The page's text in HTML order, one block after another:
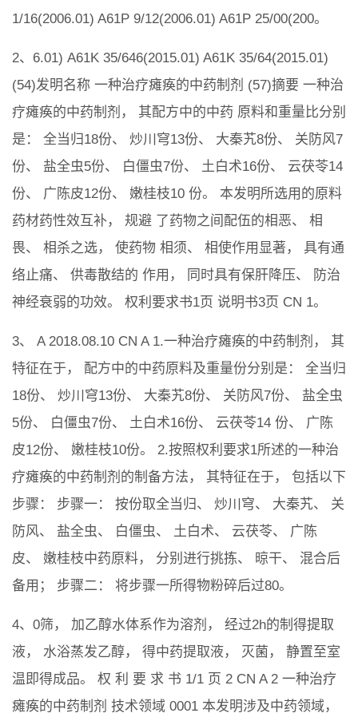
1/16(2006.01) A61P 9/12(2006.01) A61P 25/00(200。
2、6.01) A61K 35/646(2015.01) A61K 35/64(2015.01)
(54)发明名称 一种治疗瘫痪的中药制剂 (57)摘要 一种治
疗瘫痪的中药制剂， 其配方中的中药 原料和重量比分别
是： 全当归18份、 炒川穹13份、 大秦艽8份、 关防风7
份、 盐全虫5份、 白僵虫7份、 土白术16份、 云茯苓14
份、 广陈皮12份、 嫩桂枝10 份。 本发明所选用的原料
药材药性效互补， 规避 了药物之间配伍的相恶、 相
畏、 相杀之选， 使药物 相须、 相使作用显著， 具有通
络止痛、 供毒散结的 作用， 同时具有保肝降压、 防治
神经衰弱的功效。 权利要求书1页 说明书3页 CN 1。
3、 A 2018.08.10 CN A 1.一种治疗瘫痪的中药制剂， 其
特征在于， 配方中的中药原料及重量份分别是： 全当归
18份、 炒川穹13份、 大秦艽8份、 关防风7份、 盐全虫
5份、 白僵虫7份、 土白术16份、 云茯苓14 份、 广陈
皮12份、 嫩桂枝10份。 2.按照权利要求1所述的一种治
疗瘫痪的中药制剂的制备方法， 其特征在于， 包括以下
步骤： 步骤一： 按份取全当归、 炒川穹、 大秦艽、 关
防风、 盐全虫、 白僵虫、 土白术、 云茯苓、 广陈
皮、 嫩桂枝中药原料， 分别进行挑拣、 晾干、 混合后
备用； 步骤二： 将步骤一所得物粉碎后过80。
4、0筛， 加乙醇水体系作为溶剂， 经过2h的制得提取
液， 水浴蒸发乙醇， 得中药提取液， 灭菌， 静置至室
温即得成品。 权 利 要 求 书 1/1 页 2 CN A 2 一种治疗
瘫痪的中药制剂 技术领域 0001 本发明涉及中药领域，